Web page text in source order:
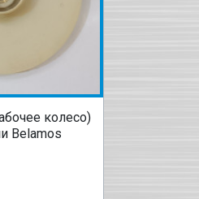
колесо)
Belamos